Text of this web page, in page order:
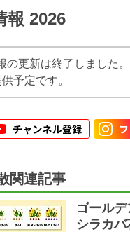
報 2026
更新は終了しました。
予定です。
関連記事
ゴール
シラカ